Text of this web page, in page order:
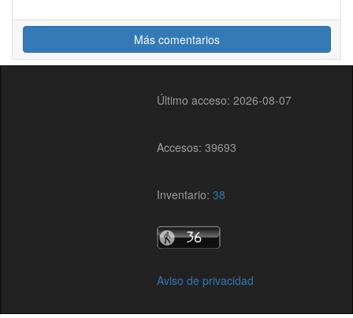
Más comentarios
Último acceso: 2026-08-07
Accesos: 39693
Inventario:38
Aviso de privacidad